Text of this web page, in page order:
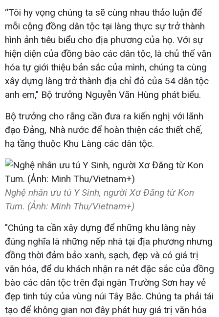
“Tôi hy vọng chúng ta sẽ cùng nhau thảo luận để
mỗi cộng đồng dân tộc tại làng thực sự trở thành
hình ảnh tiêu biểu cho địa phương của họ. Với sự
hiện diện của đồng bào các dân tộc, là chủ thể văn
hóa tự giới thiệu bản sắc của mình, chúng ta cùng
xây dựng làng trở thành địa chỉ đỏ của 54 dân tộc
anh em," Bộ trưởng Nguyễn Văn Hùng phát biểu.
Bộ trưởng cho rằng cần đưa ra kiến nghị với lãnh
đạo Đảng, Nhà nước để hoàn thiện các thiết chế,
hạ tầng thuộc Khu Làng các dân tộc.
Nghệ nhân ưu tú Y Sinh, người Xơ Đăng từ Kon
Tum. (Ảnh: Minh Thu/Vietnam+)
"Chúng ta cần xây dựng để những khu làng này
đúng nghĩa là những nếp nhà tại địa phương nhưng
đồng thời đảm bảo xanh, sạch, đẹp và có giá trị
văn hóa, để du khách nhận ra nét đặc sắc của đồng
bào các dân tộc trên đại ngàn Trường Sơn hay vẻ
đẹp tinh túy của vùng núi Tây Bắc. Chúng ta phải tái
tạo để không gian nơi đây phát huy giá trị văn hóa